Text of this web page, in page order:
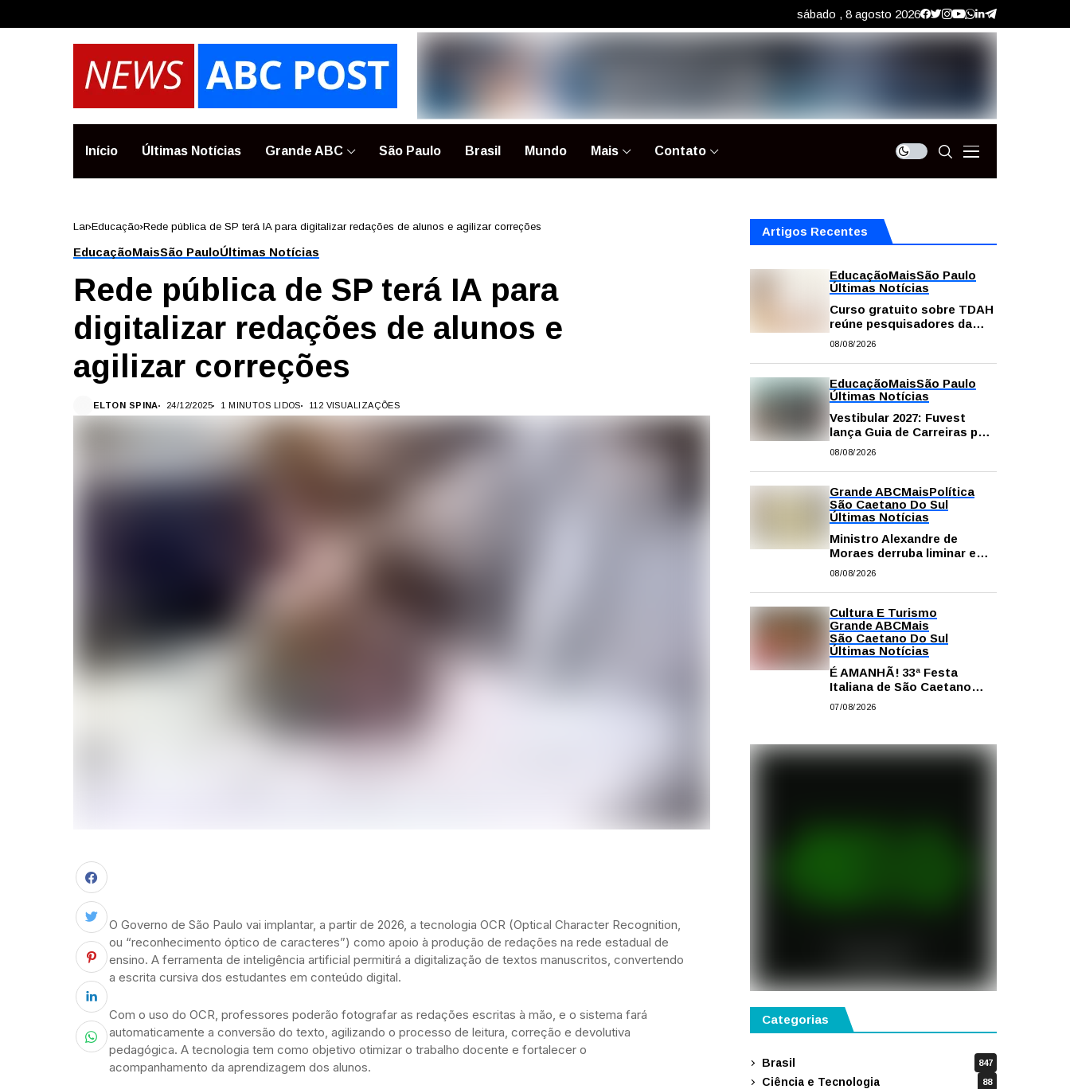
sábado , 8 agosto 2026
Início Últimas Notícias Grande ABC São Paulo Brasil Mundo Mais Contato
Lar Educação Rede pública de SP terá IA para digitalizar redações de alunos e agilizar correções
EducaçãoMaisSão PauloÚltimas Notícias
Rede pública de SP terá IA para
digitalizar redações de alunos e
agilizar correções
ELTON SPINA 24/12/2025 1 MINUTOS LIDOS 112 VISUALIZAÇÕES
O Governo de São Paulo vai implantar, a partir de 2026, a tecnologia OCR (Optical Character Recognition,
ou “reconhecimento óptico de caracteres”) como apoio à produção de redações na rede estadual de
ensino. A ferramenta de inteligência artificial permitirá a digitalização de textos manuscritos, convertendo
a escrita cursiva dos estudantes em conteúdo digital.
Com o uso do OCR, professores poderão fotografar as redações escritas à mão, e o sistema fará
automaticamente a conversão do texto, agilizando o processo de leitura, correção e devolutiva
pedagógica. A tecnologia tem como objetivo otimizar o trabalho docente e fortalecer o
acompanhamento da aprendizagem dos alunos.
Artigos Recentes
EducaçãoMaisSão Paulo
Últimas Notícias
Curso gratuito sobre TDAH
reúne pesquisadores da
USP; veja como se
08/08/2026
EducaçãoMaisSão Paulo
Últimas Notícias
Vestibular 2027: Fuvest
lança Guia de Carreiras para
auxiliar candidatos na
08/08/2026
Grande ABCMaisPolítica
São Caetano Do Sul
Últimas Notícias
Ministro Alexandre de
Moraes derruba liminar e
restabelece andamento de
contra vereador Matheus
Gianello
08/08/2026
Cultura E Turismo
Grande ABCMais
São Caetano Do Sul
Últimas Notícias
É AMANHÃ! 33ª Festa
Italiana de São Caetano
começa neste sábado com
07/08/2026
Categorias
Brasil 847
Ciência e Tecnologia 88